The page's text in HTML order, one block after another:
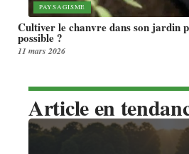
PAYSAGISME
Cultiver le chanvre dans son jardin
possible ?
11 mars 2026
Article en